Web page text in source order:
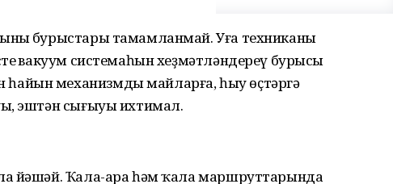
бурыстары тамамланмай. Уға техниканы
вакуум системаһын хеҙмәтләндереү бурысы
механизмды майларға, һыу өҫтәргә
эштән сығыуы ихтимал.
йәшәй. Ҡала-ара һәм ҡала маршруттарында